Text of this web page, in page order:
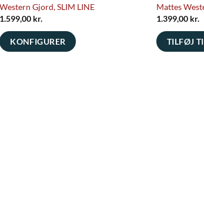
Western Gjord, SLIM LINE
1.599,00 kr.
KONFIGURER
Mattes
1.399,00 kr.
TILFØJ